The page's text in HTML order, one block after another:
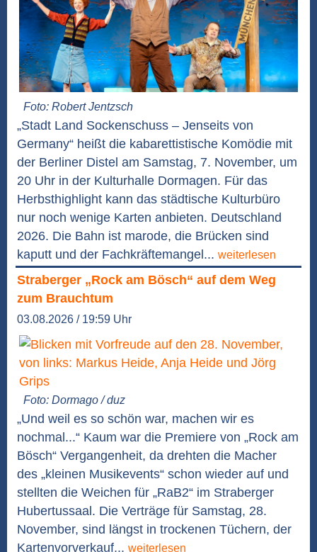
Foto: Robert Jentzsch
„Stadt Land Sockenschuss – Jenseits von
Germany“ heißt die kabarettistische Komödie mit
der Berliner Distel am Samstag, 7. November, um
20 Uhr in der Kulturhalle Dormagen. Für das
Herbsthighlight kann das städtische Kulturbüro
nur noch wenige Karten anbieten. Deutschland
2026. Die Bahn ist marode, die Brücken sind
kaputt und der Fachkräftemangel... weiterlesen
Straberger „Rock am Bösch“ auf dem Weg
zum Brauchtum
03.08.2026 / 19:59 Uhr
Foto: Dormago / duz
„Und weil es so schön war, machen wir es
nochmal...“ Kaum war die Premiere von „Rock am
Bösch“ Vergangenheit, da drehten die Macher
des „kleinen Musikevents“ schon wieder auf und
stellten die Weichen für „RaB2“ im Straberger
Hubertussaal. Die Verträge für Samstag, 28.
November, sind längst in trockenen Tüchern, der
Kartenvorverkauf... weiterlesen